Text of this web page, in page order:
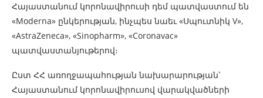
Հայաստանում կորոնավիրուսի դեմ պատվաստում են
«Moderna» ընկերության, ինչպես նաեւ «Սպուտնիկ V»,
«AstraZeneca», «Sinopharm», «Coronavac»
պատվաստանյութերով։
Ըստ ՀՀ առողջապահության նախարարության՝
Հայաստանում կորոնավիրուսով վարակվածների